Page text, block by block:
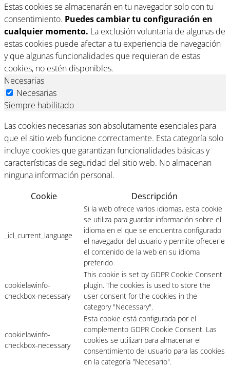
Estas cookies se almacenarán en tu navegador solo con tu
consentimiento. Puedes cambiar tu configuración en
cualquier momento. La exclusión voluntaria de algunas de
estas cookies puede afectar a tu experiencia de navegación
y que algunas funcionalidades que requieran de estas
cookies, no estén disponibles.
Necesarias
Necesarias
Siempre habilitado
Las cookies necesarias son absolutamente esenciales para
que el sitio web funcione correctamente. Esta categoría solo
incluye cookies que garantizan funcionalidades básicas y
características de seguridad del sitio web. No almacenan
ninguna información personal.
Cookie
Descripción
_icl_current_language
Si la web ofrece varios idiomas, esta cookie
se utiliza para guardar información sobre el
idioma en el que se encuentra configurado
el navegador del usuario y permite ofrecerle
el contenido de la web en su idioma
preferido
cookielawinfo-
checkbox-necessary
This cookie is set by GDPR Cookie Consent
plugin. The cookies is used to store the
user consent for the cookies in the
category "Necessary".
cookielawinfo-
checkbox-necessary
Esta cookie está configurada por el
complemento GDPR Cookie Consent. Las
cookies se utilizan para almacenar el
consentimiento del usuario para las cookies
en la categoría "Necesario".